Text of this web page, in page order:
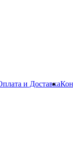
и Доставка